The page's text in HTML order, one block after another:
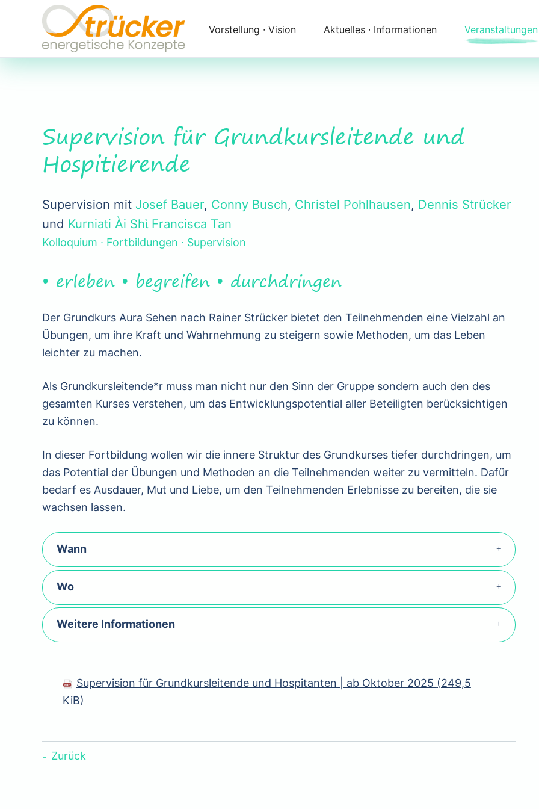
überspringen
Vorstellung ∙ Vision Aktuelles ∙ Informationen
Begleitung
Veranstaltungen
Anfahrt
Supervision für Grundkursleitende und
Hospitierende
Supervision mit Josef Bauer, Conny Busch, Christel Pohlhausen, Dennis Strücker
und Kurniati Ài Shὶ Francisca Tan
Kolloquium ∙ Fortbildungen ∙ Supervision
• erleben • begreifen • durchdringen
Der Grundkurs Aura Sehen nach Rainer Strücker bietet den Teilnehmenden eine Vielzahl an
Übungen, um ihre Kraft und Wahrnehmung zu steigern sowie Methoden, um das Leben
leichter zu machen.
Als Grundkursleitende*r muss man nicht nur den Sinn der Gruppe sondern auch den des
gesamten Kurses verstehen, um das Entwicklungspotential aller Beteiligten berücksichtigen
zu können.
In dieser Fortbildung wollen wir die innere Struktur des Grundkurses tiefer durchdringen, um
das Potential der Übungen und Methoden an die Teilnehmenden weiter zu vermitteln. Dafür
bedarf es Ausdauer, Mut und Liebe, um den Teilnehmenden Erlebnisse zu bereiten, die sie
wachsen lassen.
Wann
Wo
Weitere Informationen
Supervision für Grundkursleitende und Hospitanten | ab Oktober 2025 (249,5
KiB)
Zurück